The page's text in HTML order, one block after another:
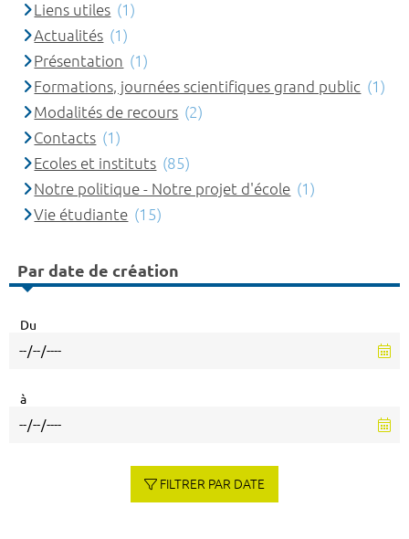
Liens utiles (1)
Actualités (1)
Présentation (1)
Formations, journées scientifiques grand public (1)
Modalités de recours (2)
Contacts (1)
Ecoles et instituts (85)
Notre politique - Notre projet d'école (1)
Vie étudiante (15)
Par date de création
Du
à
FILTRER PAR DATE